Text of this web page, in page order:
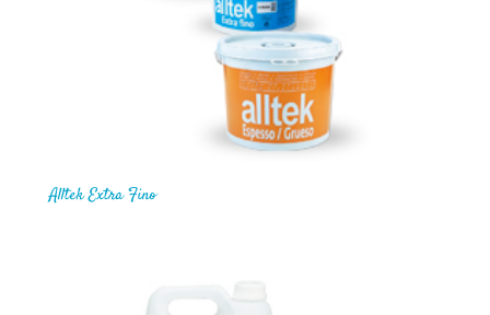
Alltek Extra Fino